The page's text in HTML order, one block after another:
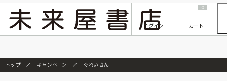
『ONE PIECE magazine 021 ONE PIECEカード付き同梱版』発売延期のご案内
ログイン
0
カート
トップ キャンペーン ぐれいさん